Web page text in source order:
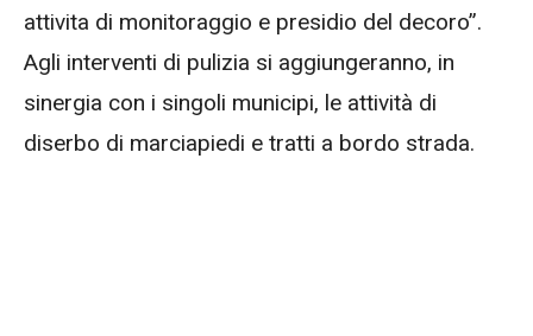
attivita di monitoraggio e presidio del decoro”.
Agli interventi di pulizia si aggiungeranno, in
sinergia con i singoli municipi, le attività di
diserbo di marciapiedi e tratti a bordo strada.